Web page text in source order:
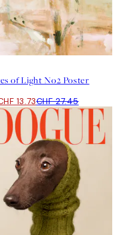
of Light No2 Poster
13.73CHF 27.45